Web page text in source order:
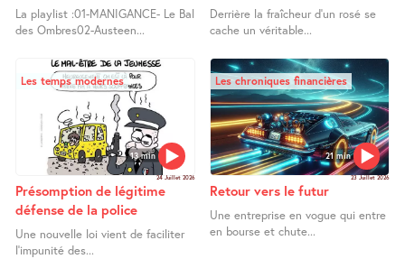
La playlist :01-MANIGANCE- Le Bal
des Ombres02-Austeen...
Derrière la fraîcheur d’un rosé se
cache un véritable...
13 min
Les temps modernes
24 Juillet 2026
Présomption de légitime
défense de la police
Une nouvelle loi vient de faciliter
l’impunité des...
21 min
Les chroniques financières
23 Juillet 2026
Retour vers le futur
Une entreprise en vogue qui entre
en bourse et chute...